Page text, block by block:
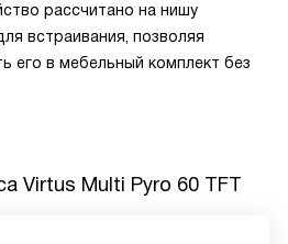
рассчитано на нишу
встраивания, позволяя
его в мебельный комплект без
Virtus Multi Pyro 60 TFT